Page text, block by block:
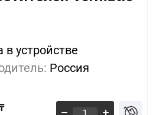
устройстве
Россия